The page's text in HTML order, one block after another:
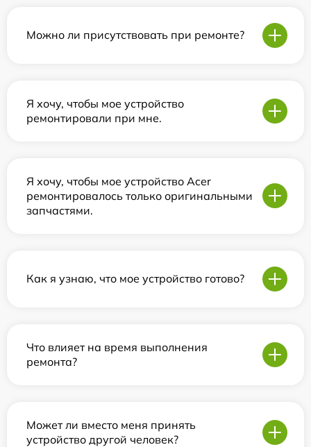
Можно ли присутствовать при ремонте?
Я хочу, чтобы мое устройство
ремонтировали при мне.
Я хочу, чтобы мое устройство Acer
ремонтировалось только оригинальными
запчастями.
Как я узнаю, что мое устройство готово?
Что влияет на время выполнения
ремонта?
Может ли вместо меня принять
устройство другой человек?